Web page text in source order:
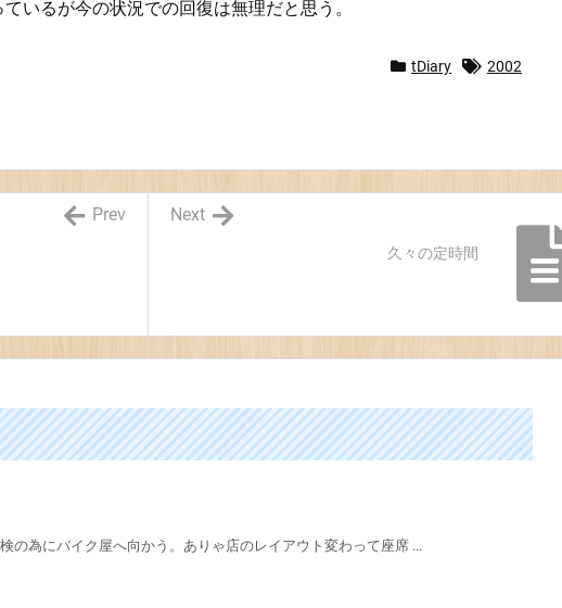
いるが今の状況での回復は無理だと思う。
tDiary 2002
久々の定時間
Next
Prev
の為にバイク屋へ向かう。ありゃ店のレイアウト変わって座席 ...